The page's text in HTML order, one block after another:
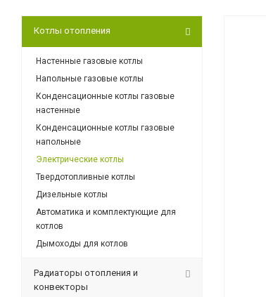
Котлы отопления
Настенные газовые котлы
Напольные газовые котлы
Конденсационные котлы газовые
настенные
Конденсационные котлы газовые
напольные
Электрические котлы
Твердотопливные котлы
Дизельные котлы
Автоматика и комплектующие для
котлов
Дымоходы для котлов
Радиаторы отопления и
конвекторы